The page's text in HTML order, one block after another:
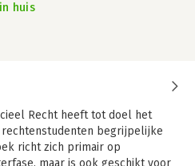
huis
Recht heeft tot doel het
begrijpelijke
richt zich primair op
maar is ook geschikt voor